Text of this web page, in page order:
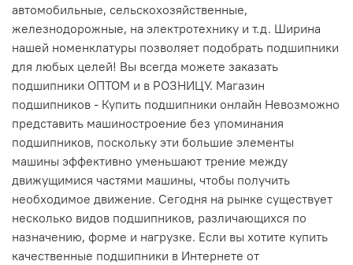
автомобильные, сельскохозяйственные,
железнодорожные, на электротехнику и т.д. Ширина
нашей номенклатуры позволяет подобрать подшипники
для любых целей! Вы всегда можете заказать
подшипники ОПТОМ и в РОЗНИЦУ. Магазин
подшипников - Купить подшипники онлайн Невозможно
представить машиностроение без упоминания
подшипников, поскольку эти большие элементы
машины эффективно уменьшают трение между
движущимися частями машины, чтобы получить
необходимое движение. Сегодня на рынке существует
несколько видов подшипников, различающихся по
назначению, форме и нагрузке. Если вы хотите купить
качественные подшипники в Интернете от